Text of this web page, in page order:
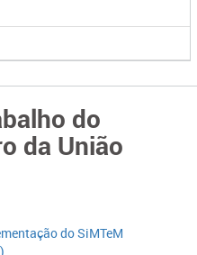
do
da União
do SiMTeM